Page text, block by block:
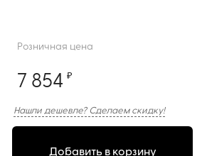
Розничная цена
7 854 ₽
Нашли дешевле? Сделаем скидку!
Добавить в корзину